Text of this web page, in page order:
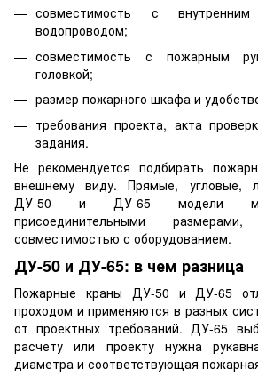
совместимость с внутренним
водопроводом;
совместимость с пожарным
головкой;
размер пожарного шкафа и
требования проекта, акта
задания.
Не рекомендуется подбирать
внешнему виду. Прямые, угловые,
ДУ-50 и ДУ-65 модели
присоединительными
совместимостью с оборудованием.
ДУ-50 и ДУ-65: в чем разница
Пожарные краны ДУ-50 и ДУ-65
проходом и применяются в разных
от проектных требований. ДУ-65
расчету или проекту нужна
диаметра и соответствующая